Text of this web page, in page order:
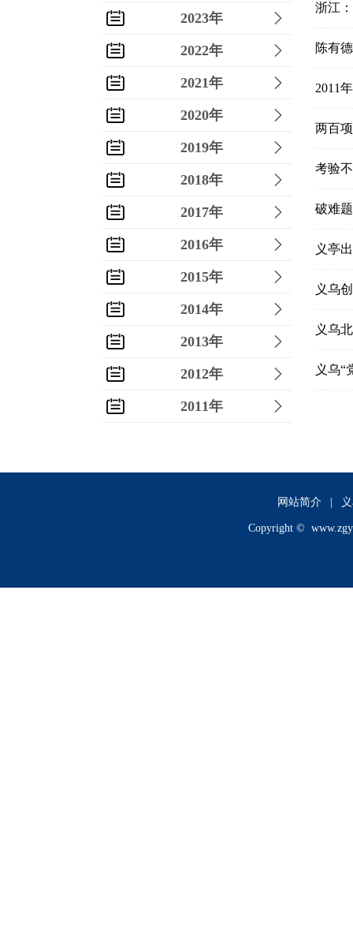
2023年
2022年
2021年
2020年
2019年
2018年
2017年
2016年
2015年
2014年
2013年
2012年
2011年
2009年
浙江
陈有
2011
两百
考验
破难
义亭
义乌
义乌
义乌
网站简介
Copyright ©